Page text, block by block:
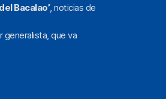
Bacalao’, noticias de
generalista, que va